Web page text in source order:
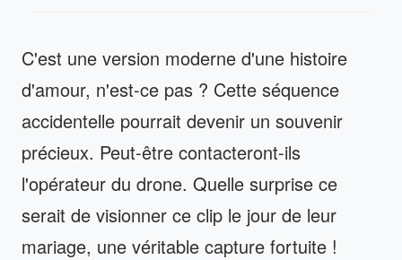
C'est une version moderne d'une histoire
d'amour, n'est-ce pas ? Cette séquence
accidentelle pourrait devenir un souvenir
précieux. Peut-être contacteront-ils
l'opérateur du drone. Quelle surprise ce
serait de visionner ce clip le jour de leur
mariage, une véritable capture fortuite !